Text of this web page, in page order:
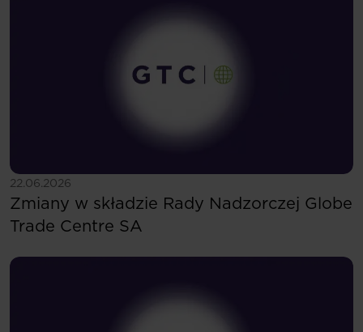
22.06.2026
Zobacz więcej
Zmiany w składzie Rady Nadzorczej Globe
Trade Centre SA